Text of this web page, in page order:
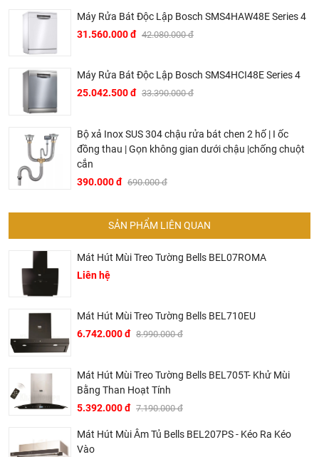
Ở đâu mua máy hút mùi Bosch chính hãng và giá rẻ
nhất ?
Khalinguyen.vn là đơn vị cung cấp sản
phẩm
Boschchính thức và chính hãng tại Việt Nam,
chúng tôi cam kết các sản phẩm Bosch được phân phối
bởi Khalinguyen.vn là chính hãng.
Hiện tại chúng tôi có rất nhiềuchương trình khuyến
mãihấp dẫn, để biết chi tiết vui lòng chat hoặc gọi điện
vào hotline để được tư vấn chi tiết
Tại Khali Nguyễn, chúng tôi cam kết:
hàng giả hàng nhái hoàn tiền 200%.
Máy Rửa Bát Độc Lập Bosch SMS4HAW48E Series 4
31.560.000 đ 42.080.000 đ
Máy Rửa Bát Độc Lập Bosch SMS4HCI48E Series 4
25.042.500 đ 33.390.000 đ
Bộ xả Inox SUS 304 chậu rửa bát chen 2 hố | I ốc
đồng thau | Gọn không gian dưới chậu |chống chuột
cắn
390.000 đ 690.000 đ
SẢN PHẨM LIÊN QUAN
Mát Hút Mùi Treo Tường Bells BEL07ROMA
Liên hệ
Mát Hút Mùi Treo Tường Bells BEL710EU
6.742.000 đ 8.990.000 đ
Mát Hút Mùi Treo Tường Bells BEL705T- Khử Mùi
Bằng Than Hoạt Tính
5.392.000 đ 7.190.000 đ
Mát Hút Mùi Âm Tủ Bells BEL207PS - Kéo Ra Kéo
Vào